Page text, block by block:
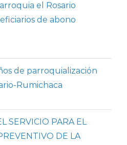
el Rosario
de abono
de parroquialización
Rumichaca
SERVICIO PARA EL
DE LA